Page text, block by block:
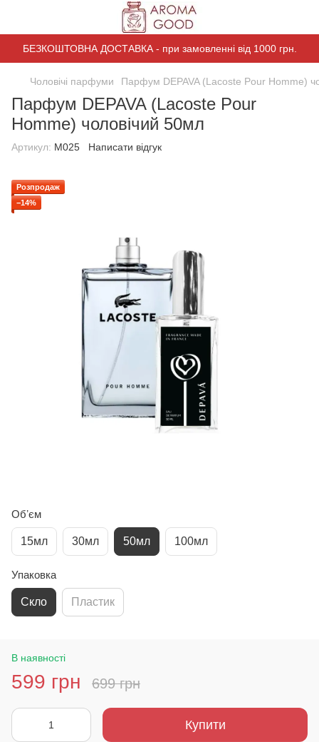
БЕЗКОШТОВНА ДОСТАВКА - при замовленні від 1000 грн.
Чоловічі парфуми Парфум DEPAVA (Lacoste Pour Homme)
Парфум DEPAVA (Lacoste Pour
Homme) чоловічий 50мл
Артикул: M025 Написати відгук
Розпродаж
−14%
Обʼєм
15мл 30мл 50мл 100мл
Упаковка
Скло Пластик
В наявності
599 грн 699 грн
Купити